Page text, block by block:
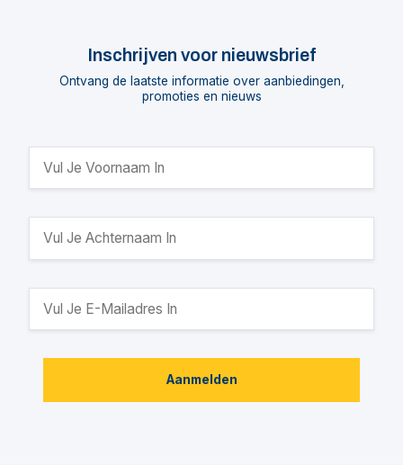
Inschrijven voor nieuwsbrief
Ontvang de laatste informatie over aanbiedingen,
promoties en nieuws
Aanmelden